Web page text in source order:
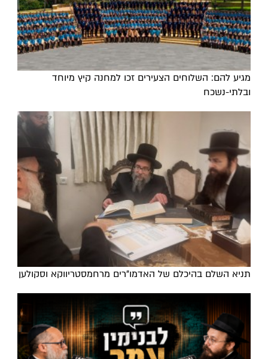
מגיע להם: השלוחים הצעירים זכו למחנה קיץ מיוחד
ובלתי-נשכח
תניא השלם בהיכלם של האדמו"רים מרחמסטריווקא וסקולען